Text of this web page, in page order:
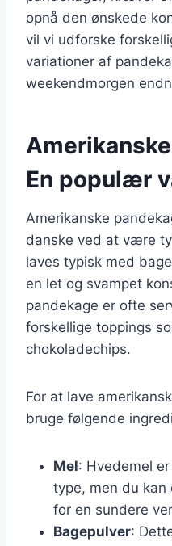
opnå den ønskede
vil vi udforske
variationer af
weekendmorgen
En populær
Amerikanske
danske ved at være
laves typisk med
en let og svampet
pandekage er ofte
forskellige toppings
chokoladechips.
For at lave
bruge følgende
Mel: Hvedemel
type, men du kan
for en sundere
Bagepulver: